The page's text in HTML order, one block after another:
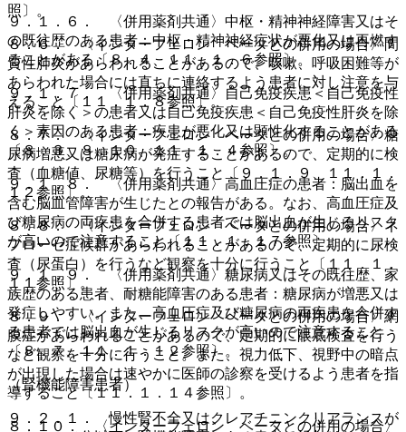
９．１．６． 〈併用薬剤共通〉中枢・精神神経障害又はそ
の既往歴のある患者：中枢・精神神経症状が悪化又は再燃す
ることがある〔８．４、１１．１．６参照〕。
９．１．７． 〈併用薬剤共通〉自己免疫疾患＜自己免疫性
肝炎を除く＞の患者又は自己免疫疾患＜自己免疫性肝炎を除
く＞素因のある患者：疾患が悪化又は顕性化することがある
〔８．３、８．１０、１１．１．４参照〕。
９．１．８． 〈併用薬剤共通〉高血圧症の患者：脳出血を
含む脳血管障害が生じたとの報告がある。なお、高血圧症及
び糖尿病の両疾患を合併する患者では脳出血が生じるリスク
が高いので注意すること〔１１．１．１７参照〕。
９．１．９． 〈併用薬剤共通〉糖尿病又はその既往歴、家
族歴のある患者、耐糖能障害のある患者：糖尿病が増悪又は
発症しやすい。また、高血圧症及び糖尿病の両疾患を合併す
る患者では脳出血が生じるリスクが高いので注意すること
〔８．７、１１．１．１２参照〕。
（腎機能障害患者）
９．２．１． 慢性腎不全又はクレアチニンクリアランスが
照〕。
８．６． 〈インターフェロン ベータとの併用の場合〉間
質性肺炎があらわれることがあるので、咳嗽、呼吸困難等が
あらわれた場合には直ちに連絡するよう患者に対し注意を与
えること〔１１．１．８参照〕。
８．７． 〈インターフェロン ベータとの併用の場合〉糖
尿病増悪又は糖尿病が発症することがあるので、定期的に検
査（血糖値、尿糖等）を行うこと〔９．１．９、１１．１．
１２参照〕。
８．８． 〈インターフェロン ベータとの併用の場合〉ネ
フローゼ症候群があらわれることがあるので、定期的に尿検
査（尿蛋白）を行うなど観察を十分に行うこと〔１１．１．
１１参照〕。
８．９． 〈インターフェロン ベータとの併用の場合〉網
膜症があらわれることがあるので、定期的に眼底検査を行う
など観察を十分に行うこと。また、視力低下、視野中の暗点
が出現した場合は速やかに医師の診察を受けるよう患者を指
導すること〔１１．１．１４参照〕。
８．１０． 〈インターフェロン ベータとの併用の場合〉